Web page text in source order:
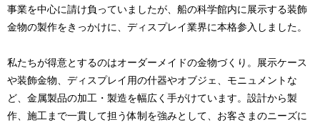
事業を中心に請け負っていましたが、船の科学館内に展示する装飾
金物の製作をきっかけに、ディスプレイ業界に本格参入しました。
私たちが得意とするのはオーダーメイドの金物づくり。展示ケース
や装飾金物、ディスプレイ用の什器やオブジェ、モニュメントな
ど、金属製品の加工・製造を幅広く手がけています。設計から製
作、施工まで一貫して担う体制を強みとして、お客さまのニーズに